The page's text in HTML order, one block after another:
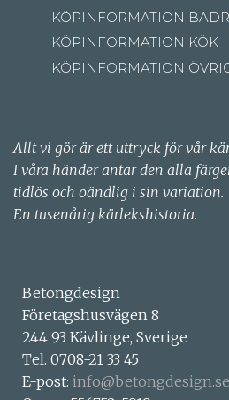
KÖPINFORMATION
KÖPINFORMATION KÖK
KÖPINFORMATION
Allt vi gör är ett uttryck för vår
I våra händer antar den alla
tidlös och oändlig i sin variation.
En tusenårig kärlekshistoria.
Betongdesign
Företagshusvägen 8
244 93 Kävlinge, Sverige
Tel. 0708-21 33 45
E-post: info@betongdesign.se